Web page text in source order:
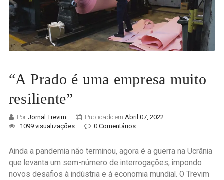
“A Prado é uma empresa muito
resiliente”
Por Jornal Trevim Publicado em Abril 07, 2022
1099 visualizações
0 Comentários
Ainda a pandemia não terminou, agora é a guerra na Ucrânia
que levanta um sem-número de interrogações, impondo
novos desafios à indústria e à economia mundial. O Trevim